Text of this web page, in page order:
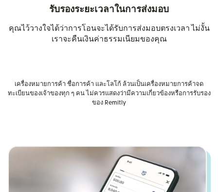
รับรองระยะเวลาในการส่งมอบ
คุณไว้วางใจได้ว่าการโอนจะได้รับการส่งมอบตรงเวลา ไม่งั้น
เราจะคืนเงินค่าธรรมเนียมของคุณ
เครื่องหมายการค้า ชื่อการค้า และโลโก้ ล้วนเป็นเครื่องหมายการค้าจด
ทะเบียนของเจ้าของทุก ๆ คน ไม่ควรแสดงว่ามีความเกี่ยวข้องหรือการรับรอง
ของ Remitly